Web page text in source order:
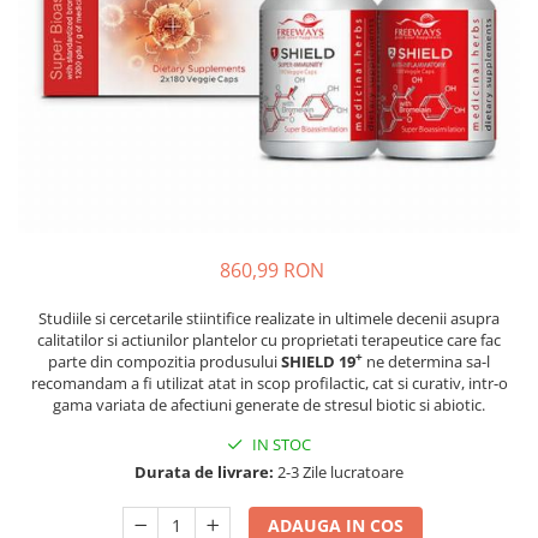
Piele, păr & unghii
Tranzit intestinal
Îngrijirea Tenului
Creme de față
Seruri
Creme cu SPF
Creme pentru ochi
Balsam buze
Îngrijirea Corpului
Uleiuri de corp
Colagen
Creatina
Crom
Ghimbir
Ginkgo biloba
Ginseng
Zinc Bisglicinat
860,99 RON
Studiile si cercetarile stiintifice realizate in ultimele decenii asupra
calitatilor si actiunilor plantelor cu proprietati terapeutice care fac
parte din compozitia produsuluiSHIELD 19+ ne determina sa-l
recomandam a fi utilizat atat in scop profilactic, cat si curativ, intr-o
gama variata de afectiuni generate de stresul biotic si abiotic.
IN STOC
Durata de livrare: 2-3 Zile lucratoare
ADAUGA IN COS